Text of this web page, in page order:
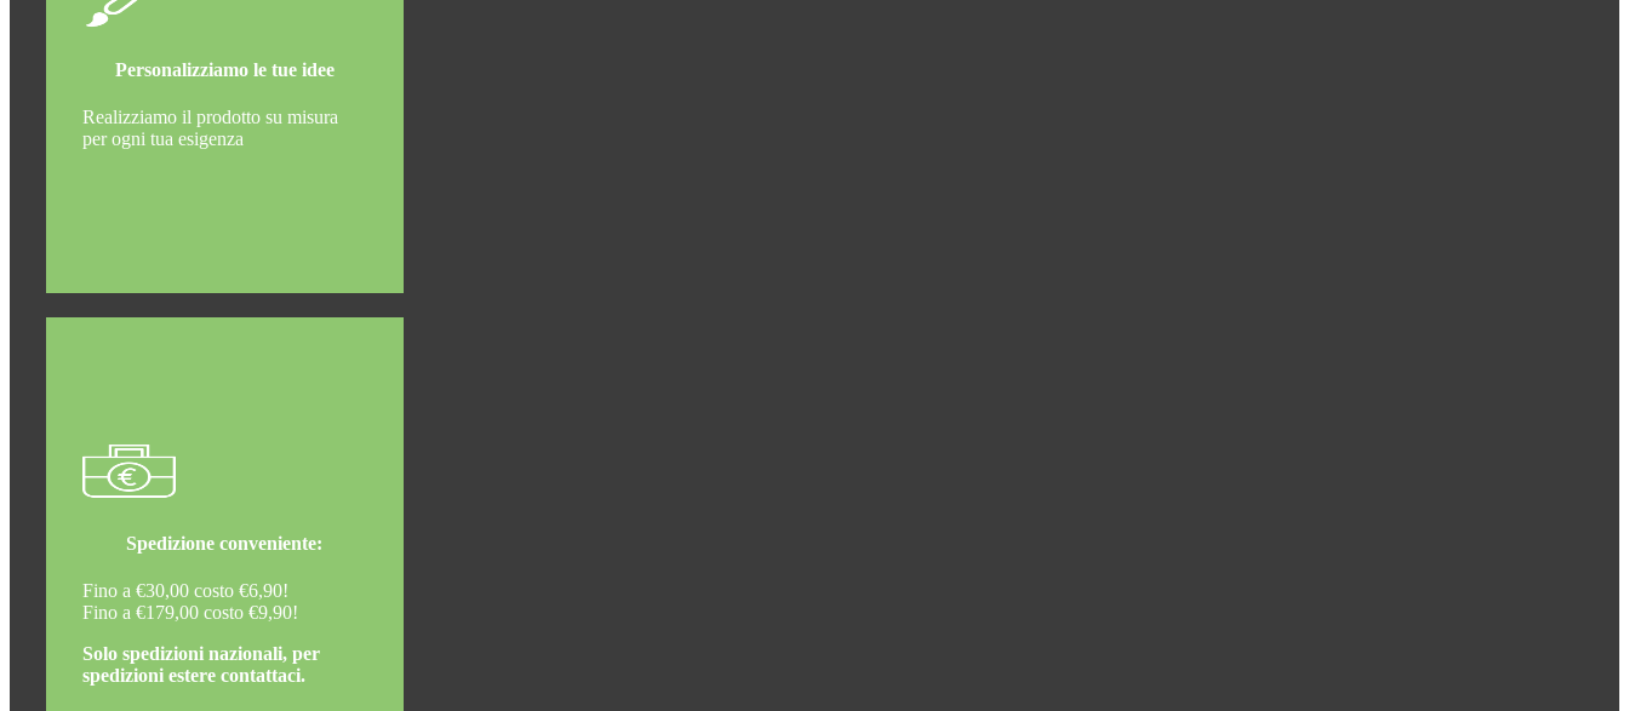
Personalizziamo le tue idee
Realizziamo il prodotto su misura
per ogni tua esigenza
Spedizione conveniente:
Fino a €30,00 costo €6,90!
Fino a €179,00 costo €9,90!
Solo spedizioni nazionali, per
spedizioni estere contattaci.